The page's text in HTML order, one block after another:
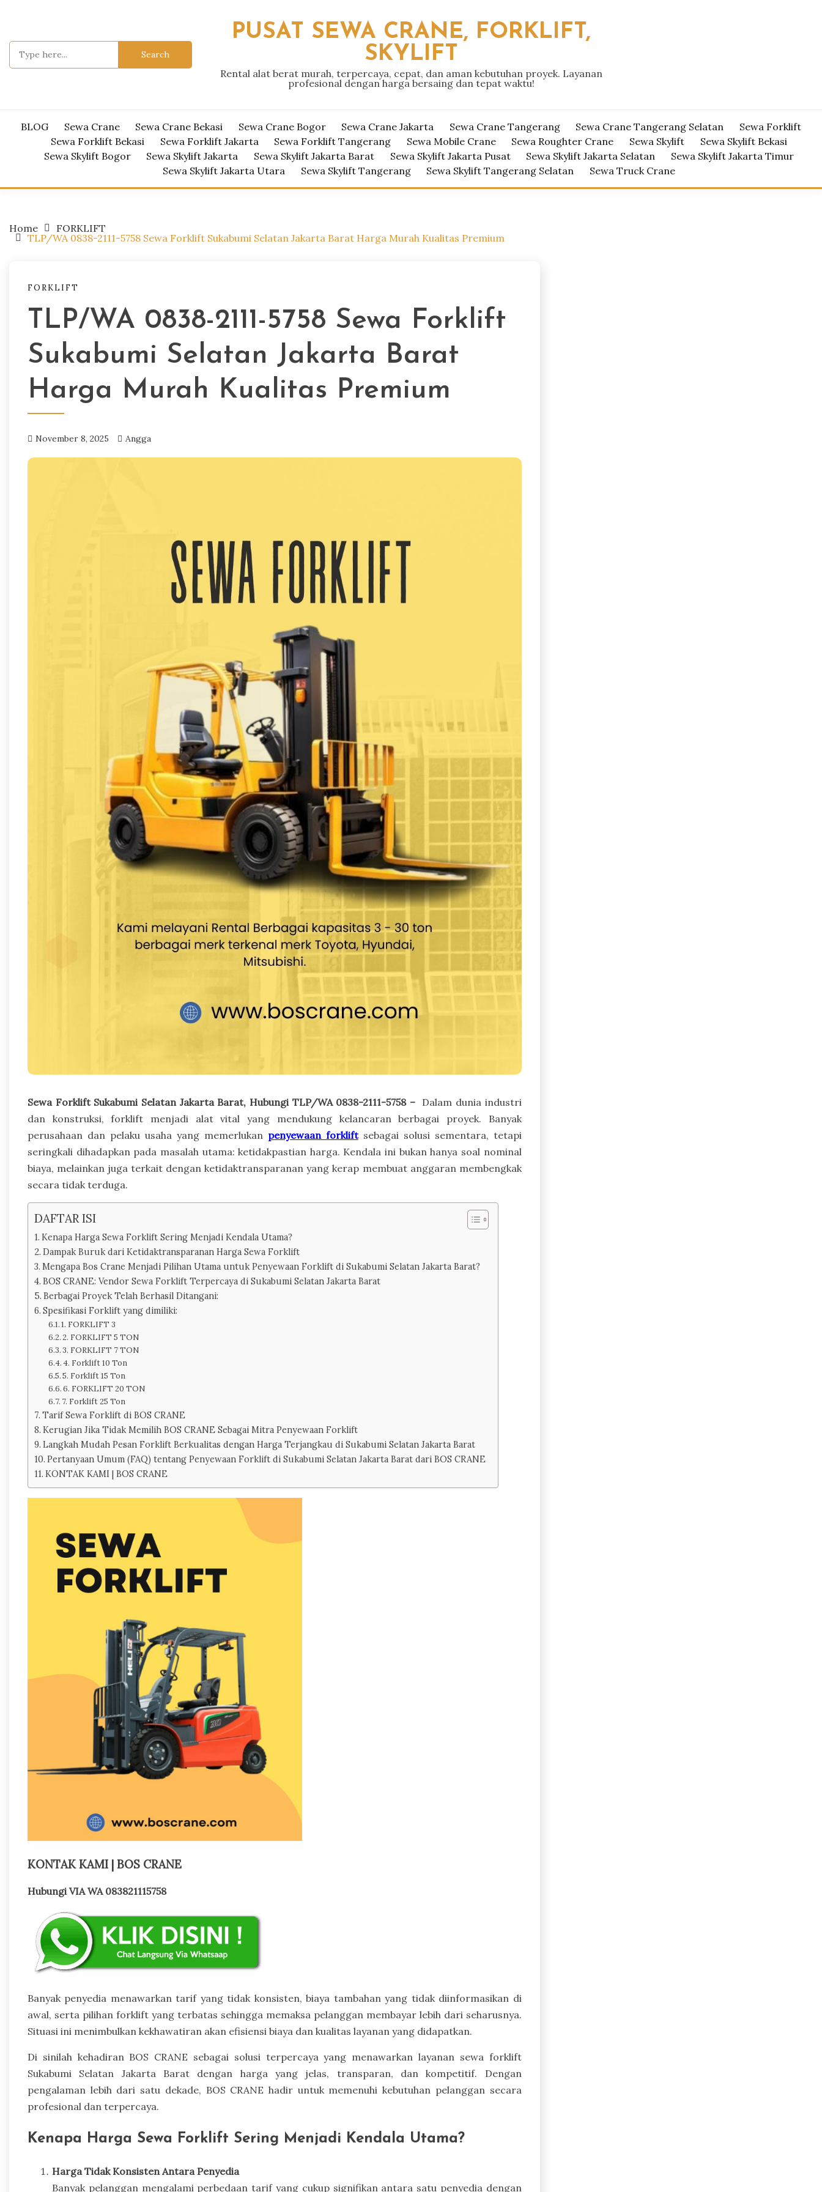
PUSAT SEWA CRANE, FORKLIFT,
SKYLIFT
Rental alat berat murah, terpercaya, cepat, dan aman kebutuhan proyek. Layanan
profesional dengan harga bersaing dan tepat waktu!
BLOG Sewa Crane Sewa Crane Bekasi Sewa Crane Bogor Sewa Crane Jakarta Sewa Crane Tangerang Sewa Crane Tangerang Selatan
Sewa Forklift
Sewa Forklift Bekasi
Sewa Forklift Jakarta Sewa Forklift Tangerang Sewa Mobile Crane Sewa Roughter Crane Sewa Skylift
Sewa Skylift Bekasi
Sewa Skylift Bogor
Sewa Skylift Jakarta Sewa Skylift Jakarta Barat Sewa Skylift Jakarta Pusat Sewa Skylift Jakarta Selatan
Sewa Skylift Jakarta Timur
Sewa Skylift Jakarta Utara
Sewa Skylift Tangerang Sewa Skylift Tangerang Selatan Sewa Truck Crane
Home
FORKLIFT
TLP/WA 0838-2111-5758 Sewa Forklift Sukabumi Selatan Jakarta Barat Harga Murah Kualitas Premium
FORKLIFT
TLP/WA 0838-2111-5758 Sewa Forklift
Sukabumi Selatan Jakarta Barat
Harga Murah Kualitas Premium
November 8, 2025 Angga
Sewa Forklift Sukabumi Selatan Jakarta Barat, Hubungi TLP/WA 0838-2111-5758 – Dalam dunia industri
dan konstruksi, forklift menjadi alat vital yang mendukung kelancaran berbagai proyek. Banyak
perusahaan dan pelaku usaha yang memerlukan penyewaan forkliftsebagai solusi sementara, tetapi
seringkali dihadapkan pada masalah utama: ketidakpastian harga. Kendala ini bukan hanya soal nominal
biaya, melainkan juga terkait dengan ketidaktransparanan yang kerap membuat anggaran membengkak
secara tidak terduga.
DAFTAR ISI
Kenapa Harga Sewa Forklift Sering Menjadi Kendala Utama?
Dampak Buruk dari Ketidaktransparanan Harga Sewa Forklift
Mengapa Bos Crane Menjadi Pilihan Utama untuk Penyewaan Forklift di Sukabumi Selatan Jakarta Barat?
BOS CRANE: Vendor Sewa Forklift Terpercaya di Sukabumi Selatan Jakarta Barat
Berbagai Proyek Telah Berhasil Ditangani:
Spesifikasi Forklift yang dimiliki:
1. FORKLIFT 3
2. FORKLIFT 5 TON
3. FORKLIFT 7 TON
4. Forklift 10 Ton
5. Forklift 15 Ton
6. FORKLIFT 20 TON
7. Forklift 25 Ton
Tarif Sewa Forklift di BOS CRANE
Kerugian Jika Tidak Memilih BOS CRANE Sebagai Mitra Penyewaan Forklift
Langkah Mudah Pesan Forklift Berkualitas dengan Harga Terjangkau di Sukabumi Selatan Jakarta Barat
Pertanyaan Umum (FAQ) tentang Penyewaan Forklift di Sukabumi Selatan Jakarta Barat dari BOS CRANE
KONTAK KAMI | BOS CRANE
KONTAK KAMI | BOS CRANE
Hubungi VIA WA 083821115758
Banyak penyedia menawarkan tarif yang tidak konsisten, biaya tambahan yang tidak diinformasikan di
awal, serta pilihan forklift yang terbatas sehingga memaksa pelanggan membayar lebih dari seharusnya.
Situasi ini menimbulkan kekhawatiran akan efisiensi biaya dan kualitas layanan yang didapatkan.
Di sinilah kehadiran BOS CRANE sebagai solusi terpercaya yang menawarkan layanan sewa forklift
Sukabumi Selatan Jakarta Barat dengan harga yang jelas, transparan, dan kompetitif. Dengan
pengalaman lebih dari satu dekade, BOS CRANE hadir untuk memenuhi kebutuhan pelanggan secara
profesional dan terpercaya.
Kenapa Harga Sewa Forklift Sering Menjadi Kendala Utama?
Harga Tidak Konsisten Antara Penyedia
Banyak pelanggan mengalami perbedaan tarif yang cukup signifikan antara satu penyedia dengan